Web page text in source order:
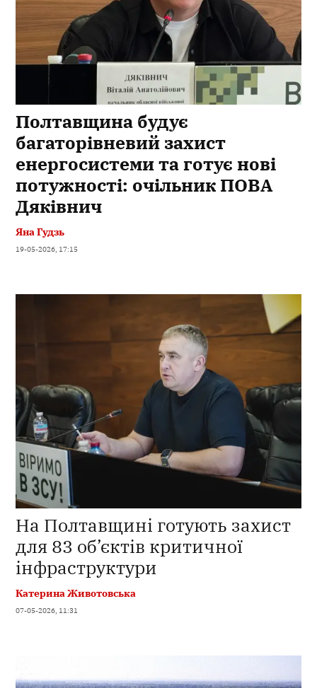
Полтавщина будує
багаторівневий захист
енергосистеми та готує нові
потужності: очільник ПОВА
Дяківнич
Яна Гудзь
19-05-2026, 17:15
На Полтавщині готують захист
для 83 об’єктів критичної
інфраструктури
Катерина Животовська
07-05-2026, 11:31